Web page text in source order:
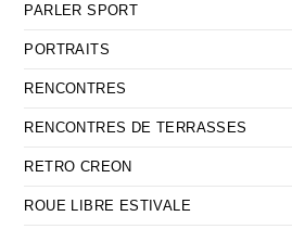
PARLER SPORT
PORTRAITS
RENCONTRES
RENCONTRES DE TERRASSES
RETRO CREON
ROUE LIBRE ESTIVALE